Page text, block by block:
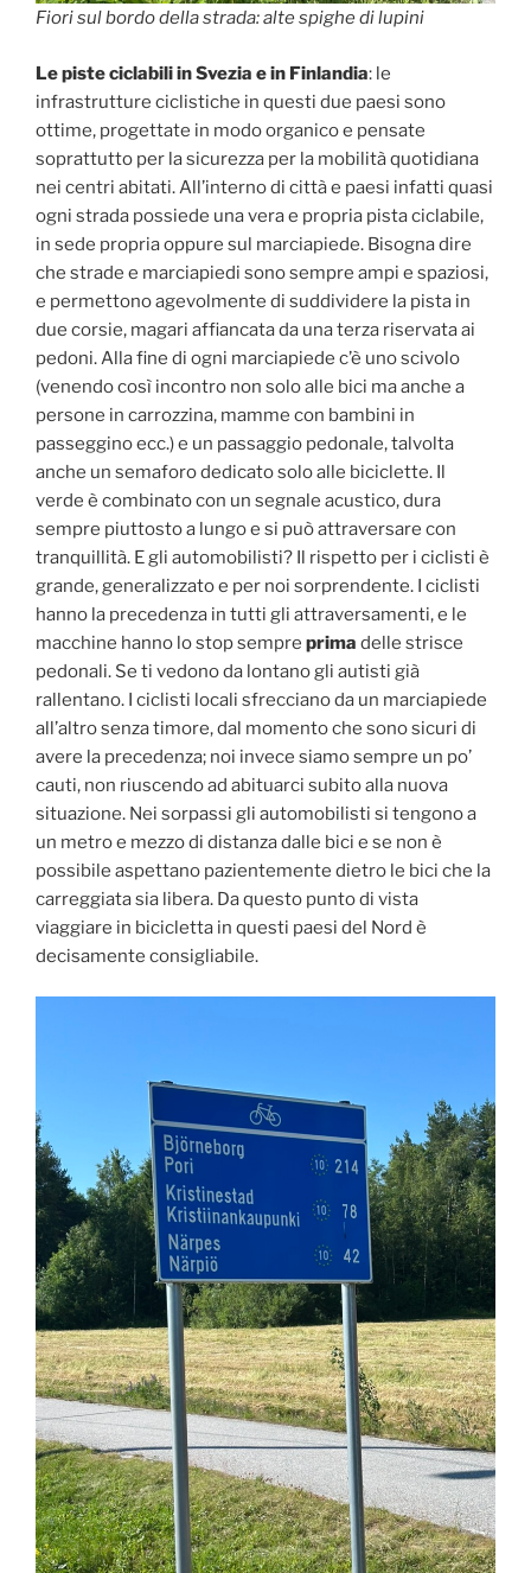
Fiori sul bordo della strada: alte spighe di lupini
Le piste ciclabili in Svezia e in Finlandia: le
infrastrutture ciclistiche in questi due paesi sono
ottime, progettate in modo organico e pensate
soprattutto per la sicurezza per la mobilità quotidiana
nei centri abitati. All’interno di città e paesi infatti quasi
ogni strada possiede una vera e propria pista ciclabile,
in sede propria oppure sul marciapiede. Bisogna dire
che strade e marciapiedi sono sempre ampi e spaziosi,
e permettono agevolmente di suddividere la pista in
due corsie, magari affiancata da una terza riservata ai
pedoni. Alla fine di ogni marciapiede c’è uno scivolo
(venendo così incontro non solo alle bici ma anche a
persone in carrozzina, mamme con bambini in
passeggino ecc.) e un passaggio pedonale, talvolta
anche un semaforo dedicato solo alle biciclette. Il
verde è combinato con un segnale acustico, dura
sempre piuttosto a lungo e si può attraversare con
tranquillità. E gli automobilisti? Il rispetto per i ciclisti è
grande, generalizzato e per noi sorprendente. I ciclisti
hanno la precedenza in tutti gli attraversamenti, e le
macchine hanno lo stop sempre prima delle strisce
pedonali. Se ti vedono da lontano gli autisti già
rallentano. I ciclisti locali sfrecciano da un marciapiede
all’altro senza timore, dal momento che sono sicuri di
avere la precedenza; noi invece siamo sempre un po’
cauti, non riuscendo ad abituarci subito alla nuova
situazione. Nei sorpassi gli automobilisti si tengono a
un metro e mezzo di distanza dalle bici e se non è
possibile aspettano pazientemente dietro le bici che la
carreggiata sia libera. Da questo punto di vista
viaggiare in bicicletta in questi paesi del Nord è
decisamente consigliabile.